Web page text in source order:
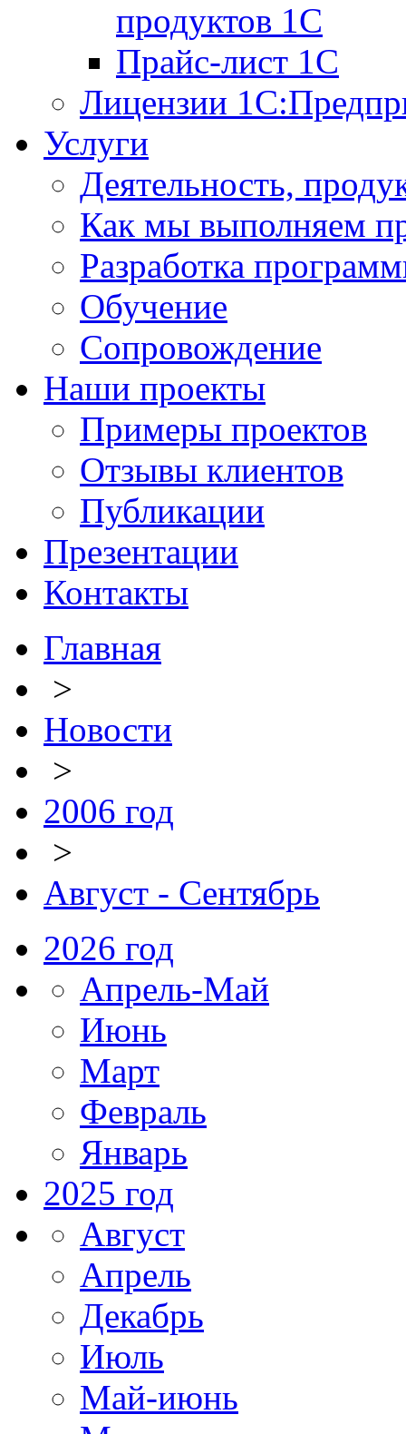
продуктов 1С
Прайс-лист 1С
Лицензии
Услуги
Деятельность,
Как мы выполняем
Разработка
Обучение
Сопровождение
Наши проекты
Примеры проектов
Отзывы клиентов
Публикации
Презентации
Контакты
Главная
>
Новости
>
2006 год
>
Август - Сентябрь
2026 год
Апрель-Май
Июнь
Март
Февраль
Январь
2025 год
Август
Апрель
Декабрь
Июль
Май-июнь